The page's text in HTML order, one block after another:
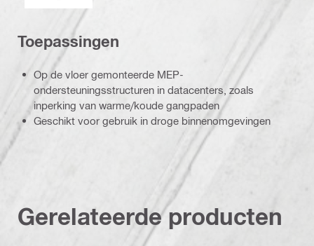
Toepassingen
Op de vloer gemonteerde MEP-
ondersteuningsstructuren in datacenters, zoals
inperking van warme/koude gangpaden
Geschikt voor gebruik in droge binnenomgevingen
Gerelateerde producten